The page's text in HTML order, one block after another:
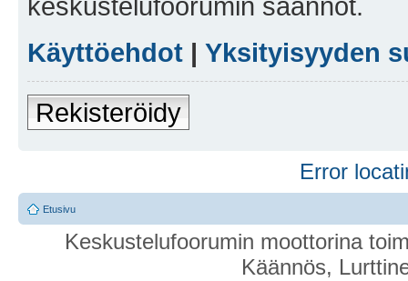
keskustelufoorumin säännöt.
Käyttöehdot | Yksityisyyden
Rekisteröidy
Error
Etusivu
Keskustelufoorumin moottorina
Käännös,